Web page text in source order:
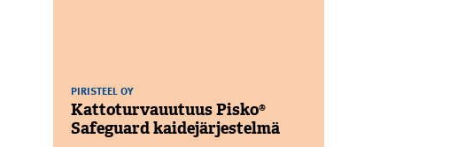
PIRISTEEL OY
Kattoturvauutuus Pisko®
Safeguard kaidejärjestelmä